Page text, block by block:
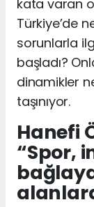
kata varan
Türkiye’de
sorunlarla
başladı?
dinamikler
taşınıyor.
Hanefi
“Spor,